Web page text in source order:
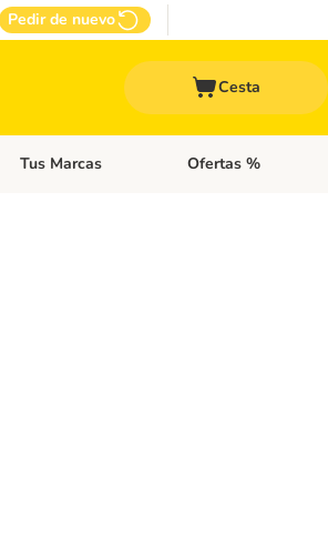
Pedir de nuevo
Cesta
Otros Animales
Menú de categoria abierto: Gama Vet.
Tus Marcas Menú de categoria
Ofertas %